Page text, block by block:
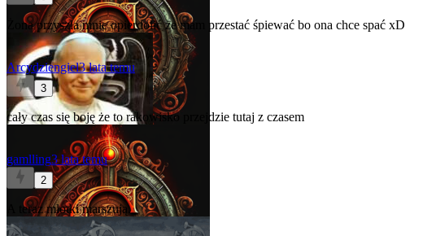
Żona przyszła mnie opierdolić że mam przestać śpiewać bo ona chce spać xD
Arcydziengiel3 lata temu
3
cały czas się boję że to rakowisko przejdzie tutaj z czasem
gamlling3 lata temu
2
A teraz młotki marszują.